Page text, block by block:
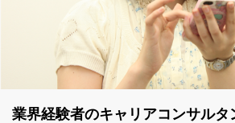
業界経験者のキャリアコンサルタ